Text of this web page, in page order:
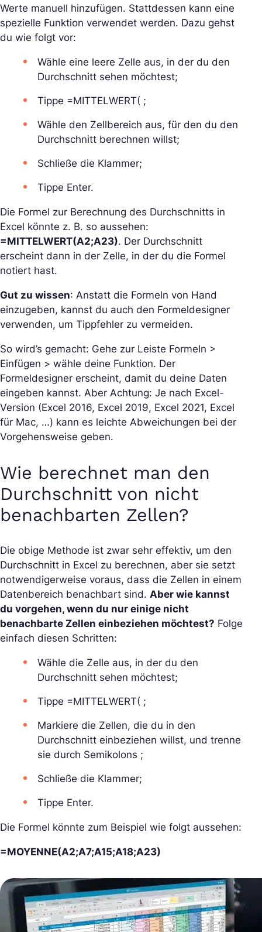
Werte manuell hinzufügen. Stattdessen kann eine
spezielle Funktion verwendet werden. Dazu gehst
du wie folgt vor:
Wähle eine leere Zelle aus, in der du den
Durchschnitt sehen möchtest;
Tippe =MITTELWERT( ;
Wähle den Zellbereich aus, für den du den
Durchschnitt berechnen willst;
Schließe die Klammer;
Tippe Enter.
Die Formel zur Berechnung des Durchschnitts in
Excel könnte z. B. so aussehen:
=MITTELWERT(A2;A23). Der Durchschnitt
erscheint dann in der Zelle, in der du die Formel
notiert hast.
Gut zu wissen: Anstatt die Formeln von Hand
einzugeben, kannst du auch den Formeldesigner
verwenden, um Tippfehler zu vermeiden.
So wird’s gemacht: Gehe zur Leiste Formeln >
Einfügen > wähle deine Funktion. Der
Formeldesigner erscheint, damit du deine Daten
eingeben kannst. Aber Achtung: Je nach Excel-
Version (Excel 2016, Excel 2019, Excel 2021, Excel
für Mac, …) kann es leichte Abweichungen bei der
Vorgehensweise geben.
Wie berechnet man den
Durchschnitt von nicht
benachbarten Zellen?
Die obige Methode ist zwar sehr effektiv, um den
Durchschnitt in Excel zu berechnen, aber sie setzt
notwendigerweise voraus, dass die Zellen in einem
Datenbereich benachbart sind. Aber wie kannst
du vorgehen, wenn du nur einige nicht
benachbarte Zellen einbeziehen möchtest? Folge
einfach diesen Schritten:
Wähle die Zelle aus, in der du den
Durchschnitt sehen möchtest;
Tippe =MITTELWERT( ;
Markiere die Zellen, die du in den
Durchschnitt einbeziehen willst, und trenne
sie durch Semikolons ;
Schließe die Klammer;
Tippe Enter.
Die Formel könnte zum Beispiel wie folgt aussehen:
=MOYENNE(A2;A7;A15;A18;A23)